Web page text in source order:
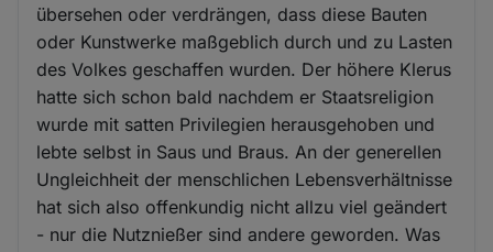
übersehen oder verdrängen, dass diese Bauten
oder Kunstwerke maßgeblich durch und zu Lasten
des Volkes geschaffen wurden. Der höhere Klerus
hatte sich schon bald nachdem er Staatsreligion
wurde mit satten Privilegien herausgehoben und
lebte selbst in Saus und Braus. An der generellen
Ungleichheit der menschlichen Lebensverhältnisse
hat sich also offenkundig nicht allzu viel geändert
- nur die Nutznießer sind andere geworden. Was